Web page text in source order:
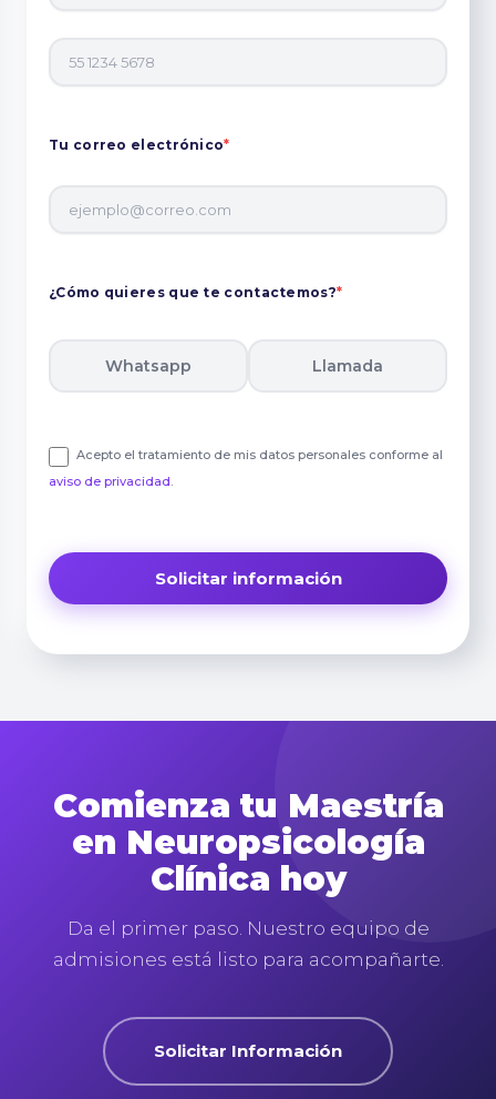
Tu correo electrónico*
¿Cómo quieres que te contactemos?*
Whatsapp Llamada
Acepto el tratamiento de mis datos personales conforme al
aviso de privacidad.
Comienza tu Maestría
en Neuropsicología
Clínica hoy
Da el primer paso. Nuestro equipo de
admisiones está listo para acompañarte.
Solicitar Información